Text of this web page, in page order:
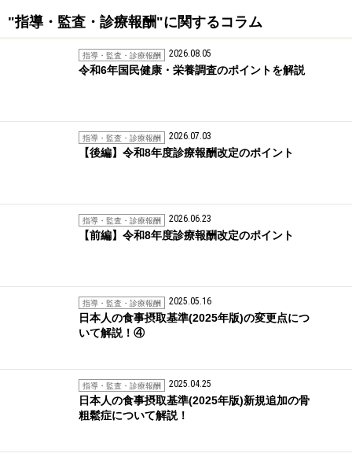
"指導・監査・診療報酬"に関するコラム
指導・監査・診療報酬 2026.08.05
令和6年国民健康・栄養調査のポイントを解説
指導・監査・診療報酬 2026.07.03
【後編】令和8年度診療報酬改定のポイント
指導・監査・診療報酬 2026.06.23
【前編】令和8年度診療報酬改定のポイント
指導・監査・診療報酬 2025.05.16
日本人の食事摂取基準(2025年版)の変更点につ
いて解説！④
指導・監査・診療報酬 2025.04.25
日本人の食事摂取基準(2025年版)新規追加の骨
粗鬆症について解説！